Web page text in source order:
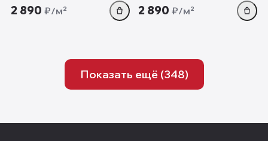
2 890 ₽/м² 2 890 ₽/м²
Показать ещё (348)